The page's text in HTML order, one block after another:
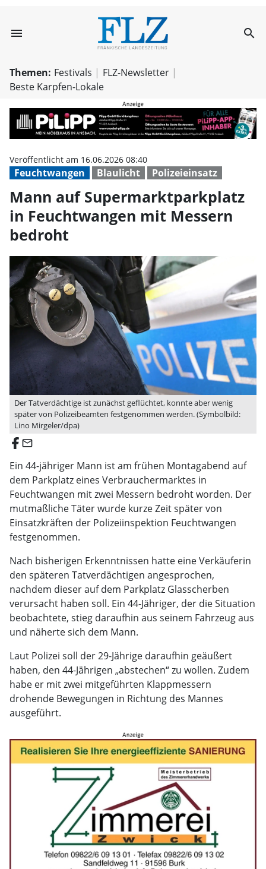
menu Mann auf search
Themen: Festivals
FLZ-Newsletter
Beste Karpfen-Lokale
Feuchtwangen Blaulicht Polizeieinsatz
Veröffentlicht am 16.06.2026 08:40
Mann auf Supermarktparkplatz
in Feuchtwangen mit Messern
bedroht
Der Tatverdächtige ist zunächst geflüchtet, konnte aber wenig
später von Polizeibeamten festgenommen werden. (Symbolbild:
Lino Mirgeler/dpa)
email
Ein 44-jähriger Mann ist am frühen Montagabend auf
dem Parkplatz eines Verbrauchermarktes in
Feuchtwangen mit zwei Messern bedroht worden. Der
mutmaßliche Täter wurde kurze Zeit später von
Einsatzkräften der Polizeiinspektion Feuchtwangen
festgenommen.
Nach bisherigen Erkenntnissen hatte eine Verkäuferin
den späteren Tatverdächtigen angesprochen,
nachdem dieser auf dem Parkplatz Glasscherben
verursacht haben soll. Ein 44-Jähriger, der die Situation
beobachtete, stieg daraufhin aus seinem Fahrzeug aus
und näherte sich dem Mann.
Laut Polizei soll der 29-Jährige daraufhin geäußert
haben, den 44-Jährigen „abstechen“ zu wollen. Zudem
habe er mit zwei mitgeführten Klappmessern
drohende Bewegungen in Richtung des Mannes
ausgeführt.